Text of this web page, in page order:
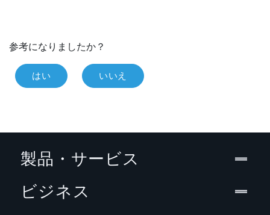
参考になりましたか？
はい いいえ
製品・サービス
ビジネス